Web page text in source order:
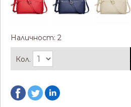
Наличност: 2
Кол.